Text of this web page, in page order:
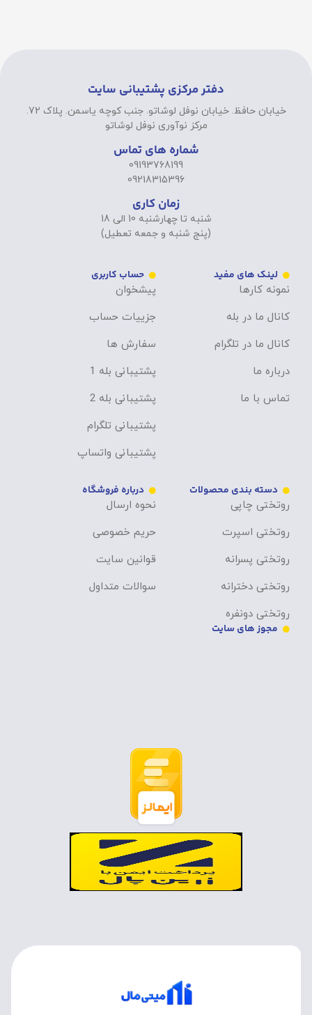
دفتر مرکزی پشتیبانی سایت
خیابان حافظ. خیابان نوفل لوشاتو. جنب کوچه یاسمن. پلاک 72.
مرکز نوآوری نوفل لوشاتو
شماره های تماس
09193768199
09218315396
زمان کاری
شنبه تا چهارشنبه 10 الی 18
(پنج شنبه و جمعه تعطیل)
لینک های مفید
نمونه کارها
کانال ما در بله
کانال ما در تلگرام
درباره ما
تماس با ما
حساب کاربری
پیشخوان
جزییات حساب
سفارش ها
پشتیبانی بله 1
پشتیبانی بله 2
پشتیبانی تلگرام
پشتیبانی واتساپ
دسته بندی محصولات
روتختی چاپی
روتختی اسپرت
روتختی پسرانه
روتختی دخترانه
روتختی دونفره
درباره فروشگاه
نحوه ارسال
حریم خصوصی
قوانین سایت
سوالات متداول
مجوز های سایت